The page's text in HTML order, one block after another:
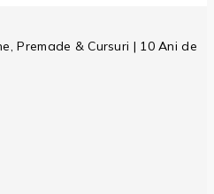
Premade & Cursuri | 10 Ani de